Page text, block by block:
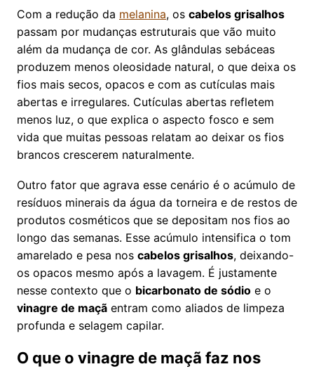
Com a redução da melanina, os cabelos grisalhos
passam por mudanças estruturais que vão muito
além da mudança de cor. As glândulas sebáceas
produzem menos oleosidade natural, o que deixa os
fios mais secos, opacos e com as cutículas mais
abertas e irregulares. Cutículas abertas refletem
menos luz, o que explica o aspecto fosco e sem
vida que muitas pessoas relatam ao deixar os fios
brancos crescerem naturalmente.
Outro fator que agrava esse cenário é o acúmulo de
resíduos minerais da água da torneira e de restos de
produtos cosméticos que se depositam nos fios ao
longo das semanas. Esse acúmulo intensifica o tom
amarelado e pesa nos cabelos grisalhos, deixando-
os opacos mesmo após a lavagem. É justamente
nesse contexto que o bicarbonato de sódio e o
vinagre de maçã entram como aliados de limpeza
profunda e selagem capilar.
O que o vinagre de maçã faz nos